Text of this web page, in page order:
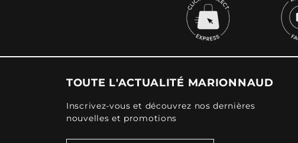
TOUTE L'ACTUALITÉ MARIONNAUD
Inscrivez-vous et découvrez nos dernières
nouvelles et promotions